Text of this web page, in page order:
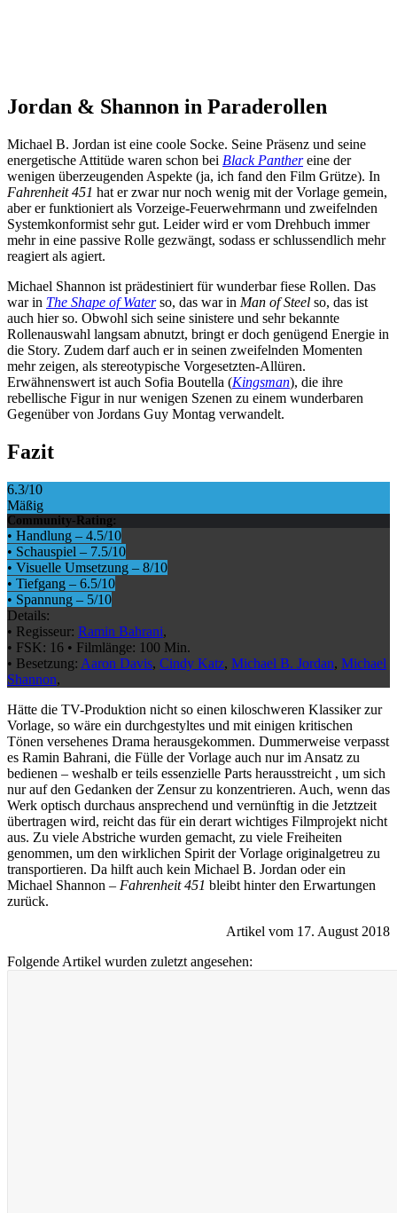
Jordan & Shannon in Paraderollen
Michael B. Jordan ist eine coole Socke. Seine Präsenz und seine
energetische Attitüde waren schon bei Black Panthereine der
wenigen überzeugenden Aspekte (ja, ich fand den Film Grütze). In
Fahrenheit 451 hat er zwar nur noch wenig mit der Vorlage gemein,
aber er funktioniert als Vorzeige-Feuerwehrmann und zweifelnden
Systemkonformist sehr gut. Leider wird er vom Drehbuch immer
mehr in eine passive Rolle gezwängt, sodass er schlussendlich mehr
reagiert als agiert.
Michael Shannon ist prädestiniert für wunderbar fiese Rollen. Das
war in The Shape of Waterso, das war in Man of Steel so, das ist
auch hier so. Obwohl sich seine sinistere und sehr bekannte
Rollenauswahl langsam abnutzt, bringt er doch genügend Energie in
die Story. Zudem darf auch er in seinen zweifelnden Momenten
mehr zeigen, als stereotypische Vorgesetzten-Allüren.
Erwähnenswert ist auch Sofia Boutella (Kingsman), die ihre
rebellische Figur in nur wenigen Szenen zu einem wunderbaren
Gegenüber von Jordans Guy Montag verwandelt.
Fazit
6.3/10
Mäßig
Community-Rating:
• Handlung – 4.5/10
• Schauspiel – 7.5/10
• Visuelle Umsetzung – 8/10
• Tiefgang – 6.5/10
• Spannung – 5/10
Details:
• Regisseur: Ramin Bahrani,
• FSK: 16 • Filmlänge: 100 Min.
• Besetzung: Aaron Davis, Cindy Katz, Michael B. Jordan, Michael
Shannon,
Hätte die TV-Produktion nicht so einen kiloschweren Klassiker zur
Vorlage, so wäre ein durchgestyltes und mit einigen kritischen
Tönen versehenes Drama herausgekommen. Dummerweise verpasst
es Ramin Bahrani, die Fülle der Vorlage auch nur im Ansatz zu
bedienen – weshalb er teils essenzielle Parts herausstreicht , um sich
nur auf den Gedanken der Zensur zu konzentrieren. Auch, wenn das
Werk optisch durchaus ansprechend und vernünftig in die Jetztzeit
übertragen wird, reicht das für ein derart wichtiges Filmprojekt nicht
aus. Zu viele Abstriche wurden gemacht, zu viele Freiheiten
genommen, um den wirklichen Spirit der Vorlage originalgetreu zu
transportieren. Da hilft auch kein Michael B. Jordan oder ein
Michael Shannon – Fahrenheit 451 bleibt hinter den Erwartungen
zurück.
Artikel vom 17. August 2018
Folgende Artikel wurden zuletzt angesehen: